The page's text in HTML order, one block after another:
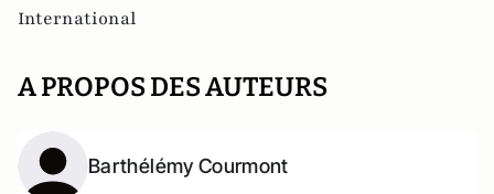
International
A PROPOS DES AUTEURS
Barthélémy Courmont